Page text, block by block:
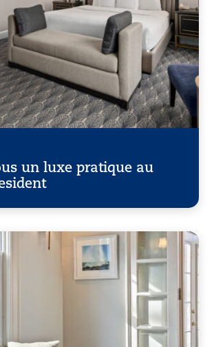
un luxe pratique au